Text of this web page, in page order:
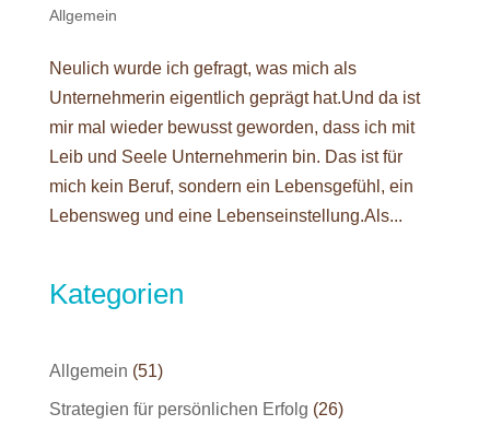
Allgemein
Neulich wurde ich gefragt, was mich als
Unternehmerin eigentlich geprägt hat.Und da ist
mir mal wieder bewusst geworden, dass ich mit
Leib und Seele Unternehmerin bin. Das ist für
mich kein Beruf, sondern ein Lebensgefühl, ein
Lebensweg und eine Lebenseinstellung.Als...
Kategorien
Allgemein (51)
Strategien für persönlichen Erfolg (26)